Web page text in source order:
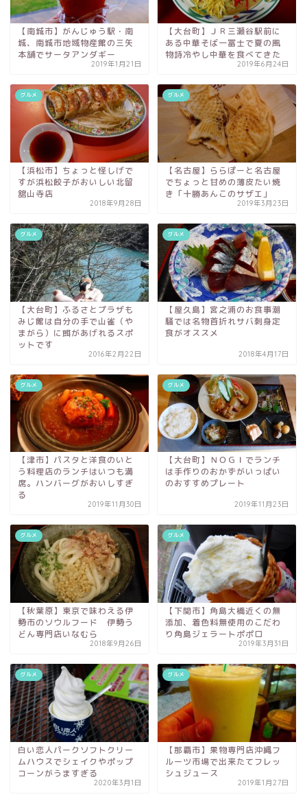
【南城市】がんじゅう駅・南
城、南城市地域物産館の三矢
本舗でサータアンダギー
2019年1月21日
【大台町】ＪＲ三瀬谷駅前に
ある中華そば一冨士で夏の風
物詩冷やし中華を食べてきた
2019年6月24日
グルメ
【浜松市】ちょっと怪しげで
すが浜松餃子がおいしい北留
舘山寺店
2018年9月28日
グルメ
【名古屋】ららぽーと名古屋
でちょっと甘めの薄皮たい焼
き「十勝あんこのサザエ」
2019年3月23日
グルメ
【大台町】ふるさとプラザも
みじ館は自分の手で山雀（や
まがら）に餌があげれるスポ
ットです
2016年2月22日
グルメ
【屋久島】宮之浦のお食事潮
騒では名物首折れサバ刺身定
食がオススメ
2018年4月17日
グルメ
【津市】パスタと洋食のいと
う料理店のランチはいつも満
席。ハンバーグがおいしすぎ
る
2019年11月30日
グルメ
【大台町】ＮＯＧＩでランチ
は手作りのおかずがいっぱい
のおすすめプレート
2019年11月23日
グルメ
【秋葉原】東京で味わえる伊
勢市のソウルフード 伊勢う
どん専門店いなむら
2018年9月26日
グルメ
【下関市】角島大橋近くの無
添加、着色料無使用のこだわ
り角島ジェラートポポロ
2019年3月31日
グルメ
白い恋人パークソフトクリー
ムハウスでシェイクやポップ
コーンがうますぎる
2020年3月1日
グルメ
【那覇市】果物専門店沖縄フ
ルーツ市場で出来たてフレッ
シュジュース
2019年1月27日